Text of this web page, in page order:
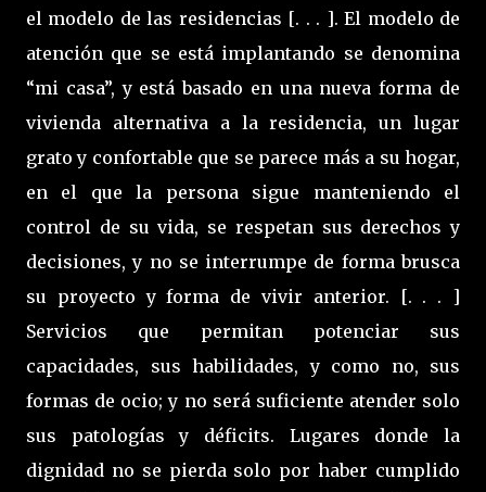
el modelo de las residencias [. . . ]. El modelo de
atención que se está implantando se denomina
“mi casa”, y está basado en una nueva forma de
vivienda alternativa a la residencia, un lugar
grato y confortable que se parece más a su hogar,
en el que la persona sigue manteniendo el
control de su vida, se respetan sus derechos y
decisiones, y no se interrumpe de forma brusca
su proyecto y forma de vivir anterior. [. . . ]
Servicios que permitan potenciar sus
capacidades, sus habilidades, y como no, sus
formas de ocio; y no será suficiente atender solo
sus patologías y déficits. Lugares donde la
dignidad no se pierda solo por haber cumplido